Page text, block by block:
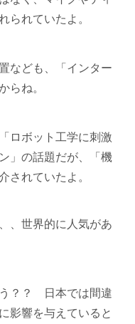
られていたよ。
なども、「インター
らね。
ロボット工学に刺激
」の話題だが、「機
されていたよ。
、世界的に人気があ
？？ 日本では間違
影響を与えていると